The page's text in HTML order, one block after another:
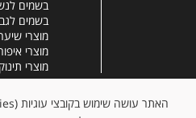
בשמים
בשמים
מוצרי
מוצרי
מוצרי
צבעי שיער
עזרים